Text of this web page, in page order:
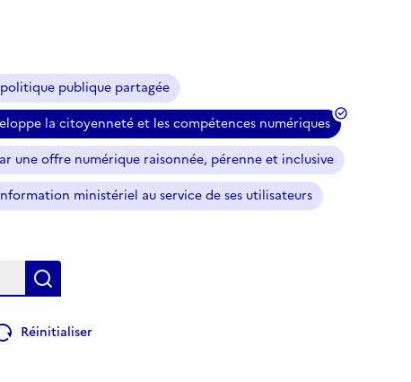
politique publique partagée
la citoyenneté et les compétences numériques
une offre numérique raisonnée, pérenne et inclusive
ministériel au service de ses utilisateurs
Réinitialiser